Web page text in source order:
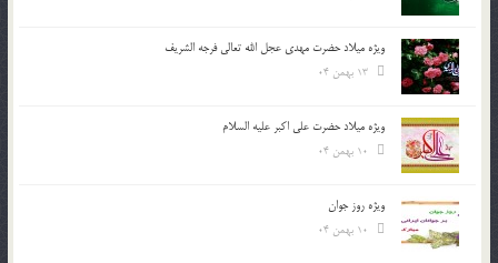
ویژه میلاد حضرت مهدی عجل الله تعالی فرجه الشريف
ویژه میلاد حضرت علی اکبر علیه السلام
ویژه روز جوان